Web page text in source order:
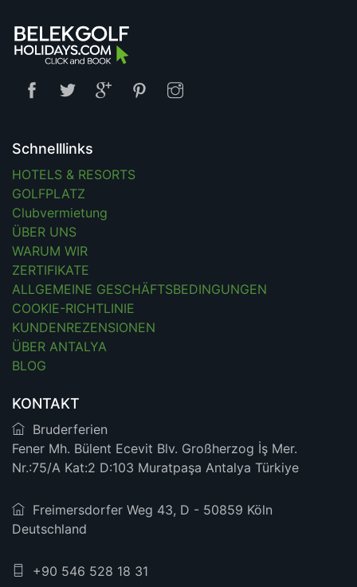
Schnelllinks
HOTELS & RESORTS
GOLFPLATZ
Clubvermietung
ÜBER UNS
WARUM WIR
ZERTIFIKATE
ALLGEMEINE GESCHÄFTSBEDINGUNGEN
COOKIE-RICHTLINIE
KUNDENREZENSIONEN
ÜBER ANTALYA
BLOG
KONTAKT
Bruderferien
Fener Mh. Bülent Ecevit Blv. Großherzog İş Mer.
Nr.:75/A Kat:2 D:103 Muratpaşa Antalya Türkiye
Freimersdorfer Weg 43, D - 50859 Köln
Deutschland
+90 546 528 18 31